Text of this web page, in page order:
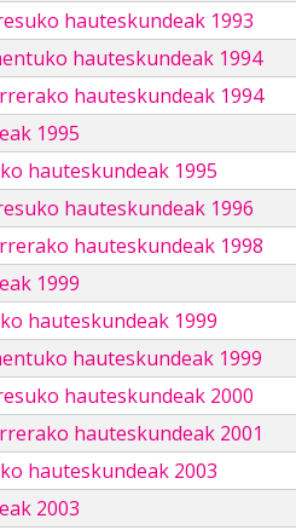
hauteskundeak 1993
hauteskundeak 1994
hauteskundeak 1994
1995
hauteskundeak 1995
hauteskundeak 1996
hauteskundeak 1998
1999
hauteskundeak 1999
hauteskundeak 1999
hauteskundeak 2000
hauteskundeak 2001
hauteskundeak 2003
2003